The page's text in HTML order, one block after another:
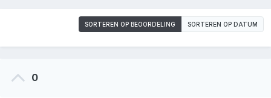
SORTEREN OP BEOORDELING SORTEREN OP DATUM
0